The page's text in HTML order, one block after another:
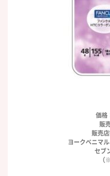
価格
販
販売
ヨークベニマ
セブ
（